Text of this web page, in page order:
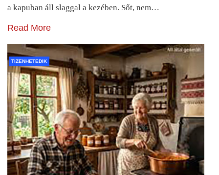
a kapuban áll slaggal a kezében. Sőt, nem…
Read More
TIZENHETEDIK